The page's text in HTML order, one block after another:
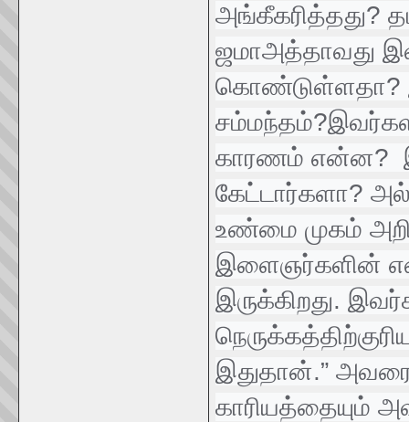
அங்கீகரித்தது?
ஜமாஅத்தாவது
கொண்டுள்ளதா?
காரணம் என்ன?
கேட்டார்களா?
உண்மை முகம்
இளைஞர்களின்
இருக்கிறது.
இதுதான்.”
காரியத்தையும்